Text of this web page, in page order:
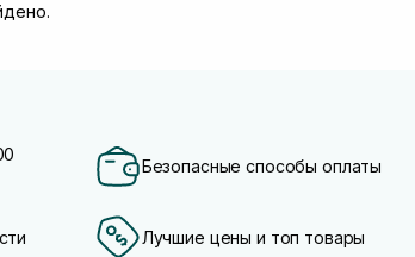
Безопасные способы оплаты
Лучшие цены и топ товары